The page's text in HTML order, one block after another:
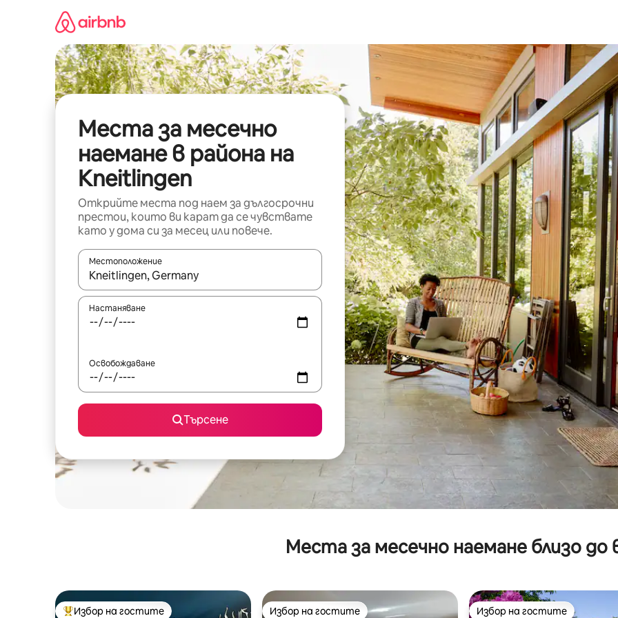
съдържанието
Места за месечно
наемане в района на
Kneitlingen
Открийте места под наем за дългосрочни
престои, които ви карат да се чувствате
като у дома си за месец или повече.
Местоположение
Когато резултатите се покажат, използвайте клавишите със стрелки нагоре и надолу или навигирайте с
Настаняване
Освобождаване
Търсене
Места за месечно наемане близо до
Избор на гостите Избор на гостите Избор на гостите